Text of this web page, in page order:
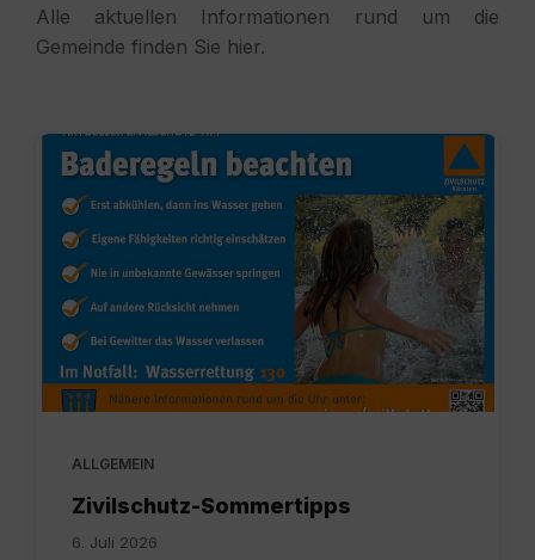
Alle aktuellen Informationen rund um die
Gemeinde finden Sie hier.
Baden-
Millstatt.pdf
ALLGEMEIN
Zivilschutz-Sommertipps
6. Juli 2026